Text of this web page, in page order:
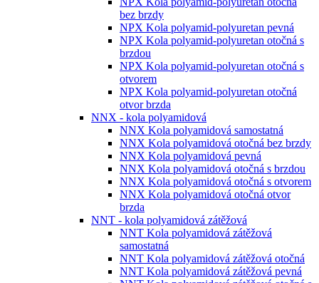
bez brzdy
NPX Kola polyamid-polyuretan pevná
NPX Kola polyamid-polyuretan otočná s
brzdou
NPX Kola polyamid-polyuretan otočná s
otvorem
NPX Kola polyamid-polyuretan otočná
otvor brzda
NNX - kola polyamidová
NNX Kola polyamidová samostatná
NNX Kola polyamidová otočná bez brzdy
NNX Kola polyamidová pevná
NNX Kola polyamidová otočná s brzdou
NNX Kola polyamidová otočná s otvorem
NNX Kola polyamidová otočná otvor
brzda
NNT - kola polyamidová zátěžová
NNT Kola polyamidová zátěžová
samostatná
NNT Kola polyamidová zátěžová otočná
NNT Kola polyamidová zátěžová pevná